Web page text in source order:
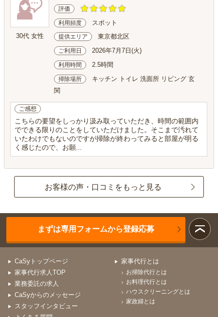
30代 女性
評価
利用頻度 スポット
提供エリア 東京都北区
ご利用日 2026年7月7日(火)
利用時間 2.5時間
掃除場所
キッチン トイレ 洗面所 リビング 玄
関
ご感想
こちらの要望をしっかり汲み取っていただき、時間の範囲内
でできる限りのことをしていただけました。そこまで汚れて
いたわけでもないのですが掃除が終わってみると部屋が明る
く感じたので、お願...
お客様の声・口コミをもっと見る
まずは専用フォームから登録応募
CaSyトップページ
家事代行求人TOP
業務委託の求人
CaSyからのメッセージ
スタッフインタビュー
家事代行とは
お掃除代行とは
お料理代行とは
ハウスクリーニングとは
家政婦とは